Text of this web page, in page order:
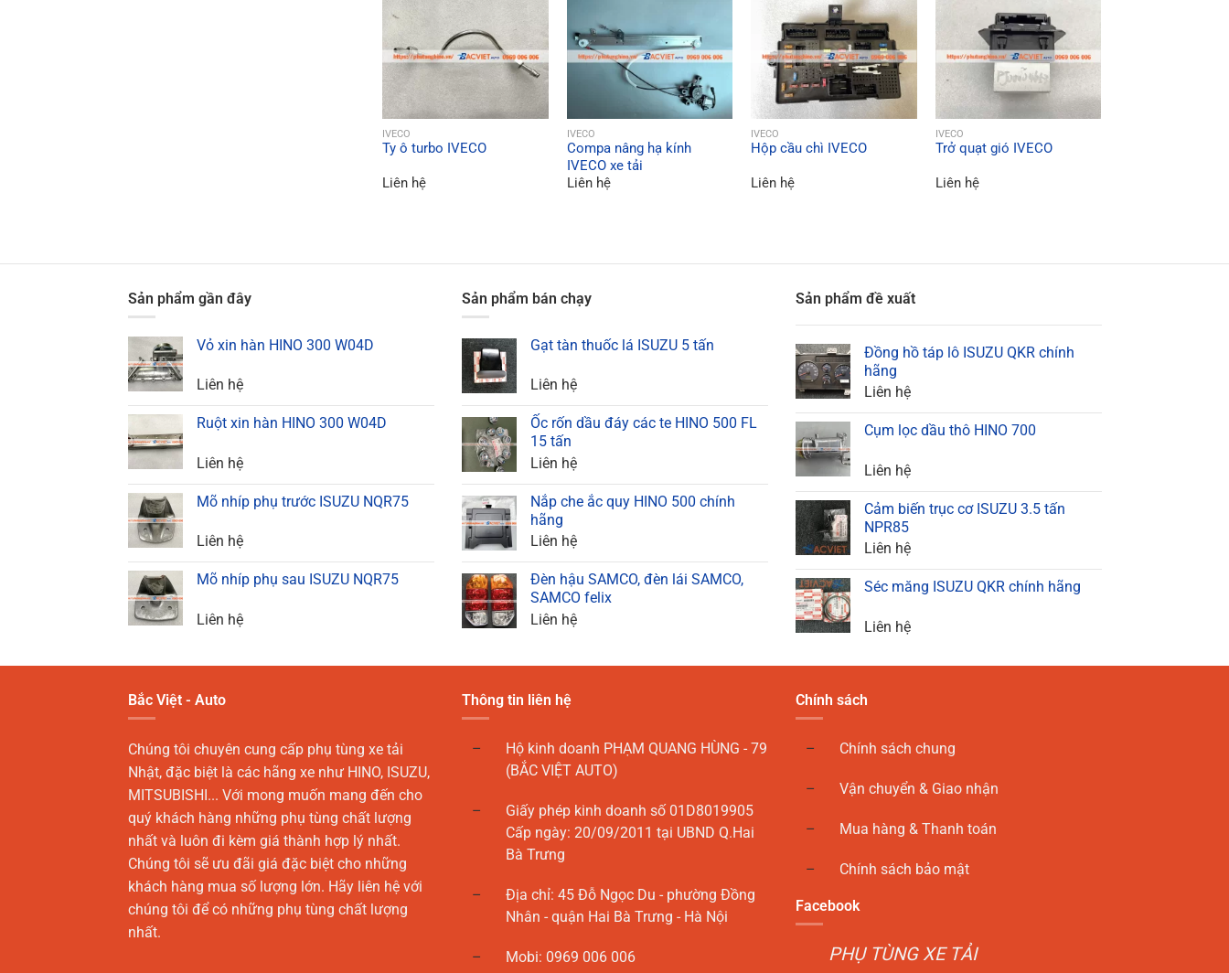
IVECO
Ty ô turbo IVECO
Liên hệ
IVECO
Compa nâng hạ kính
IVECO xe tải
Liên hệ
IVECO
Hộp cầu chì IVECO
Liên hệ
IVECO
Trở quạt gió IVECO
Liên hệ
Sản phẩm gần đây
Vỏ xin hàn HINO 300 W04D
Liên hệ
Ruột xin hàn HINO 300 W04D
Liên hệ
Mõ nhíp phụ trước ISUZU NQR75
Liên hệ
Mõ nhíp phụ sau ISUZU NQR75
Liên hệ
Sản phẩm bán chạy
Gạt tàn thuốc lá ISUZU 5 tấn
Liên hệ
Ốc rốn dầu đáy các te HINO 500 FL
15 tấn
Liên hệ
Nắp che ắc quy HINO 500 chính
hãng
Liên hệ
Đèn hậu SAMCO, đèn lái SAMCO,
SAMCO felix
Liên hệ
Sản phẩm đề xuất
Đồng hồ táp lô ISUZU QKR chính
hãng
Liên hệ
Cụm lọc dầu thô HINO 700
Liên hệ
Cảm biến trục cơ ISUZU 3.5 tấn
NPR85
Liên hệ
Séc măng ISUZU QKR chính hãng
Liên hệ
Bắc Việt - Auto
Chúng tôi chuyên cung cấp phụ tùng xe tải
Nhật, đặc biệt là các hãng xe như HINO, ISUZU,
MITSUBISHI... Với mong muốn mang đến cho
quý khách hàng những phụ tùng chất lượng
nhất và luôn đi kèm giá thành hợp lý nhất.
Chúng tôi sẽ ưu đãi giá đặc biệt cho những
khách hàng mua số lượng lớn. Hãy liên hệ với
chúng tôi để có những phụ tùng chất lượng
nhất.
Thông tin liên hệ
Hộ kinh doanh PHẠM QUANG HÙNG - 79
(BẮC VIỆT AUTO)
Giấy phép kinh doanh số 01D8019905
Cấp ngày: 20/09/2011 tại UBND Q.Hai
Bà Trưng
Địa chỉ: 45 Đỗ Ngọc Du - phường Đồng
Nhân - quận Hai Bà Trưng - Hà Nội
Mobi: 0969 006 006
Chính sách
Chính sách chung
Vận chuyển & Giao nhận
Mua hàng & Thanh toán
Chính sách bảo mật
Facebook
PHỤ TÙNG XE TẢI